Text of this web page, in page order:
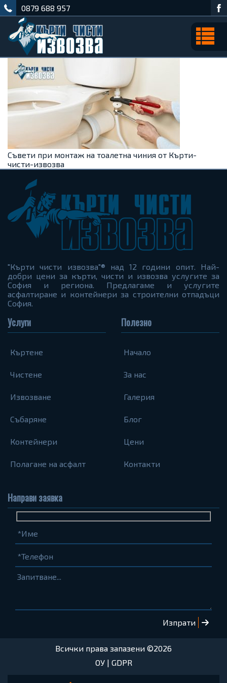
0879 688 957
Съвети при монтаж на тоалетна чиния от Кърти-
чисти-извозва
"Кърти чисти извозва"® над 12 години опит. Най-
добри цени за кърти, чисти и извозва услугите за
София и региона. Предлагаме и услугите
асфалтиране и контейнери за строителни отпадъци
София.
Услуги
Къртене
Чистене
Извозване
Събаряне
Контейнери
Полагане на асфалт
Полезно
Начало
За нас
Галерия
Блог
Цени
Контакти
Направи заявка
Име
(задължително)
Телефон
(задължително)
Запитване...
Всички права запазени ©2026
ОУ| GDPR